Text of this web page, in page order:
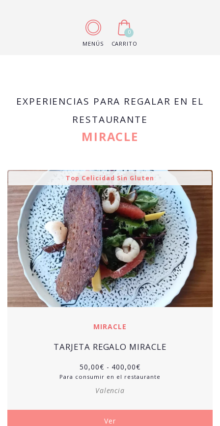
MENÚS
0
CARRITO
EXPERIENCIAS PARA REGALAR EN EL
RESTAURANTE
MIRACLE
Top Celicidad Sin Gluten
MIRACLE
TARJETA REGALO MIRACLE
50,00€ - 400,00€
Para consumir en el restaurante
Valencia
Ver